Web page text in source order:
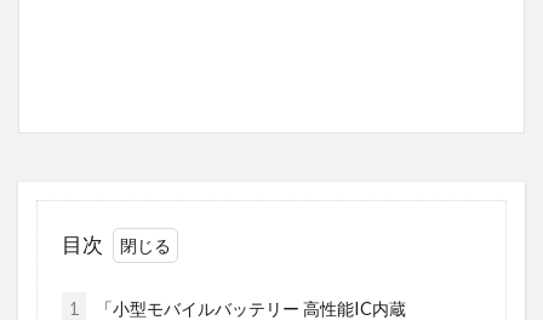
目次
1
「小型モバイルバッテリー 高性能IC内蔵